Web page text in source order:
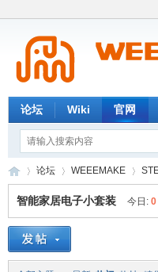
论坛 Wiki 官网
»
论坛
›
WEEEMAKE
智能家居电子小套装 今日: 0